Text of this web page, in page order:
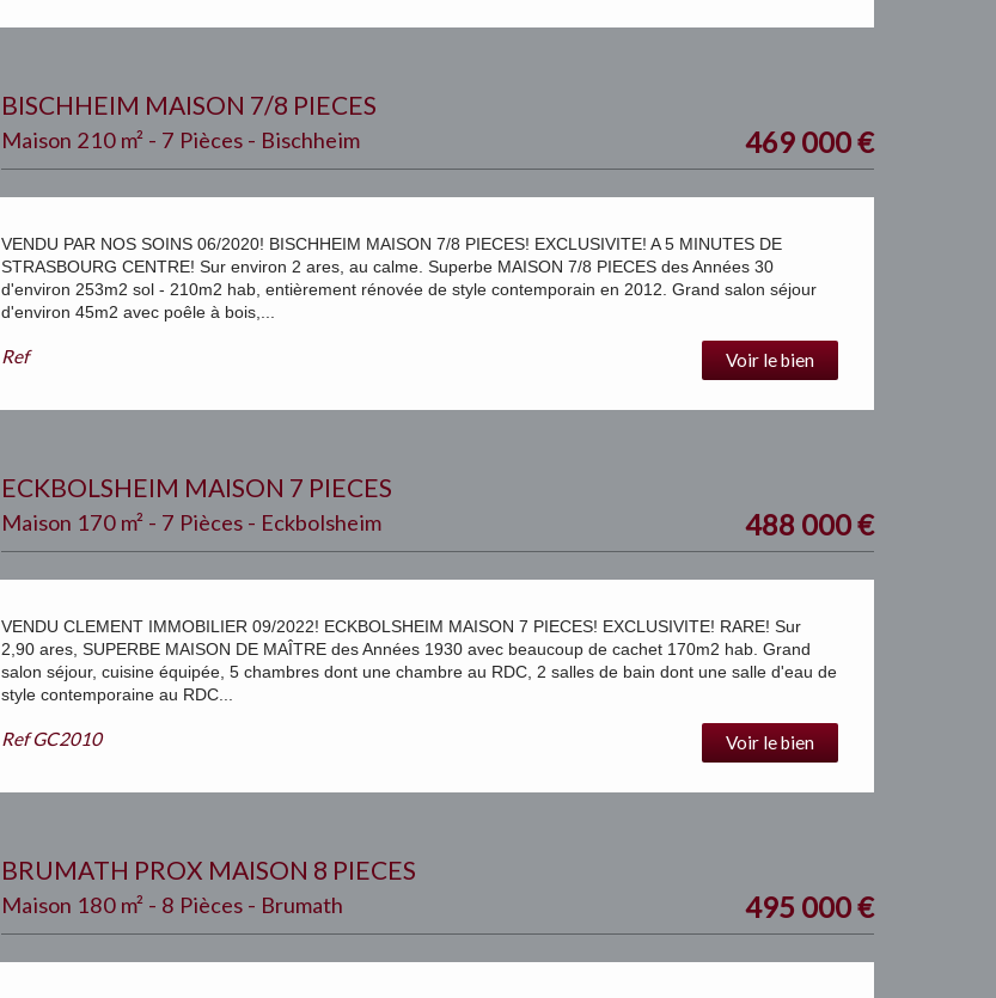
BISCHHEIM MAISON 7/8 PIECES
Maison 210 m² - 7 Pièces - Bischheim 469 000€
VENDU PAR NOS SOINS 06/2020! BISCHHEIM MAISON 7/8 PIECES! EXCLUSIVITE! A 5 MINUTES DE
STRASBOURG CENTRE! Sur environ 2 ares, au calme. Superbe MAISON 7/8 PIECES des Années 30
d'environ 253m2 sol - 210m2 hab, entièrement rénovée de style contemporain en 2012. Grand salon séjour
d'environ 45m2 avec poêle à bois,...
Ref Voir le bien
ECKBOLSHEIM MAISON 7 PIECES
Maison 170 m² - 7 Pièces - Eckbolsheim 488 000€
VENDU CLEMENT IMMOBILIER 09/2022! ECKBOLSHEIM MAISON 7 PIECES! EXCLUSIVITE! RARE! Sur
2,90 ares, SUPERBE MAISON DE MAÎTRE des Années 1930 avec beaucoup de cachet 170m2 hab. Grand
salon séjour, cuisine équipée, 5 chambres dont une chambre au RDC, 2 salles de bain dont une salle d'eau de
style contemporaine au RDC...
RefGC2010 Voir le bien
BRUMATH PROX MAISON 8 PIECES
Maison 180 m² - 8 Pièces - Brumath 495 000€